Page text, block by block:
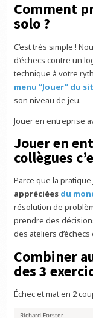
Comment
solo ?
C’est très simple !
d’échecs contre un
technique à votre
menu “Jouer” du
son niveau de jeu.
Jouer en entreprise
Jouer en
collègues
Parce que la
appréciées du
résolution de
prendre des
des ateliers
Combiner
des 3
Échec et mat en 2